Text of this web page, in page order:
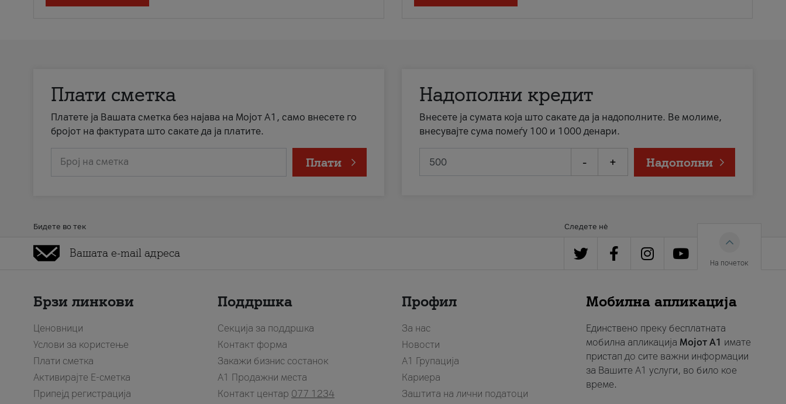
Плати сметка
Платете ја Вашата сметка без најава на Мојот А1, само внесете го
бројот на фактурата што сакате да ја платите.
Број на сметка Плати
Надополни кредит
Внесете ја сумата која што сакате да ја надополните. Ве молиме,
внесувајте сума помеѓу 100 и 1000 денари.
- + Надополни
Бидете во тек Следете нè
На почеток
Брзи линкови
Ценовници
Услови за користење
Плати сметка
Активирајте Е-сметка
Припејд регистрација
Поддршка
Секција за поддршка
Контакт форма
Закажи бизнис состанок
A1 Продажни места
Контакт центар 077 1234
Профил
За нас
Новости
А1 Групација
Кариера
Заштита на лични податоци
Мобилна апликација
Единствено преку бесплатната
мобилна апликација Мојот A1 имате
пристап до сите важни информации
за Вашите A1 услуги, во било кое
време.